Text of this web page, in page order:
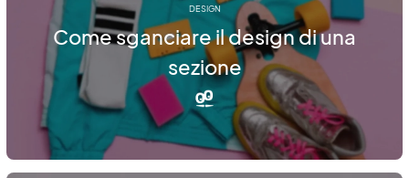
DESIGN
Come sganciare il design di una
sezione